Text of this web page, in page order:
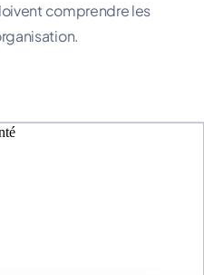
comprendre les